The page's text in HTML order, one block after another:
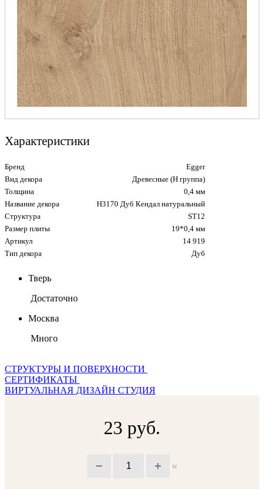
Характеристики
Бренд
Egger
Вид декора
Древесные (Н группа)
Толщина
0,4 мм
Название декора
H3170 Дуб Кендал натуральный
Структура
ST12
Размер плиты
19*0,4 мм
Артикул
14 919
Тип декора
Дуб
Тверь
Достаточно
Москва
Много
СТРУКТУРЫ И ПОВЕРХНОСТИ
СЕРТИФИКАТЫ
ВИРТУАЛЬНАЯ ДИЗАЙН СТУДИЯ
23 руб.
м